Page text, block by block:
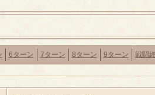
6ターン 7ターン 8ターン 9ターン 戦闘